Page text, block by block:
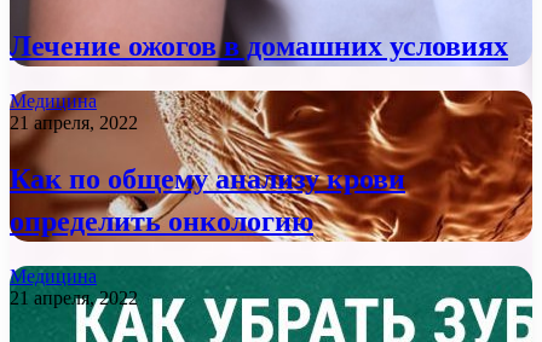
Лечение ожогов в домашних условиях
Медицина
21 апреля, 2022
Как по общему анализу крови
определить онкологию
Медицина
21 апреля, 2022